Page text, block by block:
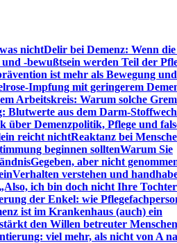
nichtDelir bei Demenz: Wenn
-bewußtsein werden Teil der
ist mehr als Bewegung
Impfung mit geringerem
Arbeitskreis: Warum solche
Blutwerte aus dem Darm-
über Demenzpolitik, Pflege und
reicht nichtReaktanz bei
beginnen solltenWarum Sie
Gegeben, aber nicht
Verhalten verstehen und
„Also, ich bin doch nicht Ihre
der Enkel: wie
ist im Krankenhaus (auch) ein
den Willen betreuter
viel mehr, als nicht von A